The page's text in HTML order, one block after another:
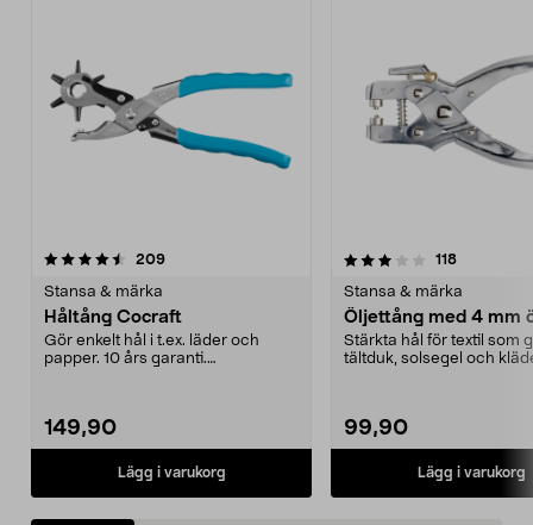
209recensioner
Stansa & märka
Håltång Cocraft
Gör enkelt hål i t.ex. läder och
papper. 10 års garanti.
149,90
Lägg i varukorg
3.5 av 5 stjärnor 118
Stansa & märka
Öljettång med 4 mm
Stärkta hål för textil som
tältduk, solsegel och
99,90
Lägg i varukorg
3.5 av 5 stjärnor